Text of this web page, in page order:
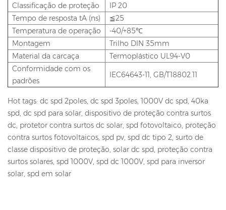
Classificação de proteção
IP 20
Tempo de resposta tA (ns)
≦25
Temperatura de operação
-40/+85℃
Montagem
Trilho DIN 35mm
Material da carcaça
Termoplástico UL94-V0
Conformidade com os
padrões
IEC64643-11, GB/T18802.11
Hot tags: dc spd 2poles, dc spd 3poles, 1000V dc spd, 40ka
spd, dc spd para solar, dispositivo de proteção contra surtos
dc, protetor contra surtos dc solar, spd fotovoltaico, proteção
contra surtos fotovoltaicos, spd pv, spd dc tipo 2, surto de
classe dispositivo de proteção, solar dc spd, proteção contra
surtos solares, spd 1000V, spd dc 1000V, spd para inversor
solar, spd em solar